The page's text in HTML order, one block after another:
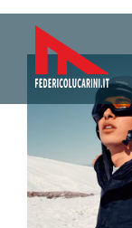
Salta
contenuto